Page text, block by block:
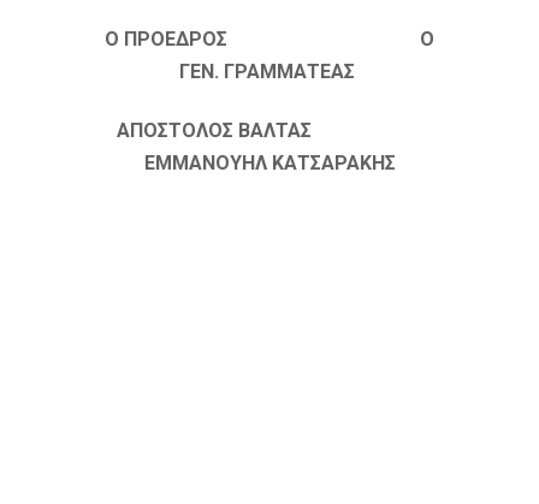
Ο ΠΡΟΕΔΡΟΣ Ο
ΓΕΝ. ΓΡΑΜΜΑΤΕΑΣ
ΑΠΟΣΤΟΛΟΣ ΒΑΛΤΑΣ
ΕΜΜΑΝΟΥΗΛ ΚΑΤΣΑΡΑΚΗΣ